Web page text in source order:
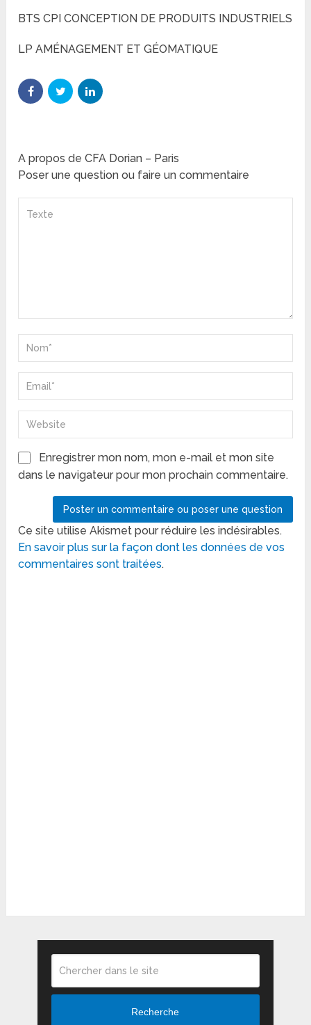
BTS CPI CONCEPTION DE PRODUITS INDUSTRIELS
LP AMÉNAGEMENT ET GÉOMATIQUE
A propos de CFA Dorian – Paris
Poser une question ou faire un commentaire
Enregistrer mon nom, mon e-mail et mon site
dans le navigateur pour mon prochain commentaire.
Ce site utilise Akismet pour réduire les indésirables.
En savoir plus sur la façon dont les données de vos
commentaires sont traitées.
Recherche